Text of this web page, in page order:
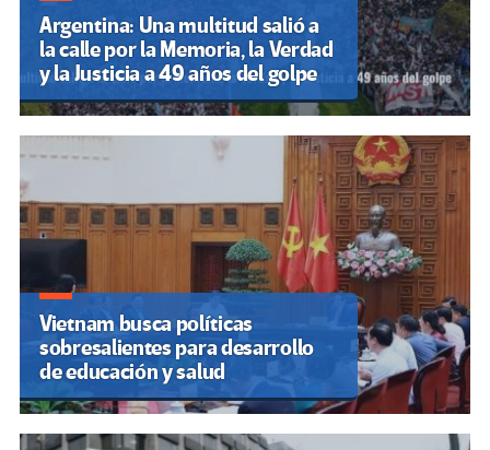
Argentina: Una multitud salió a
la calle por la Memoria, la Verdad
y la Justicia a 49 años del golpe
Vietnam busca políticas
sobresalientes para desarrollo
de educación y salud